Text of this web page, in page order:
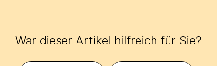
War dieser Artikel hilfreich für Sie?